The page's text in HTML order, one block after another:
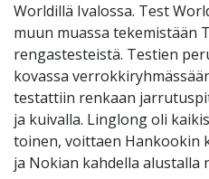
Worldillä Ivalossa. Test
muun muassa tekemistään
rengastesteistä. Testien
kovassa
testattiin renkaan
ja kuivalla. Linglong oli
toinen, voittaen Hankookin
ja Nokian kahdella alustalla